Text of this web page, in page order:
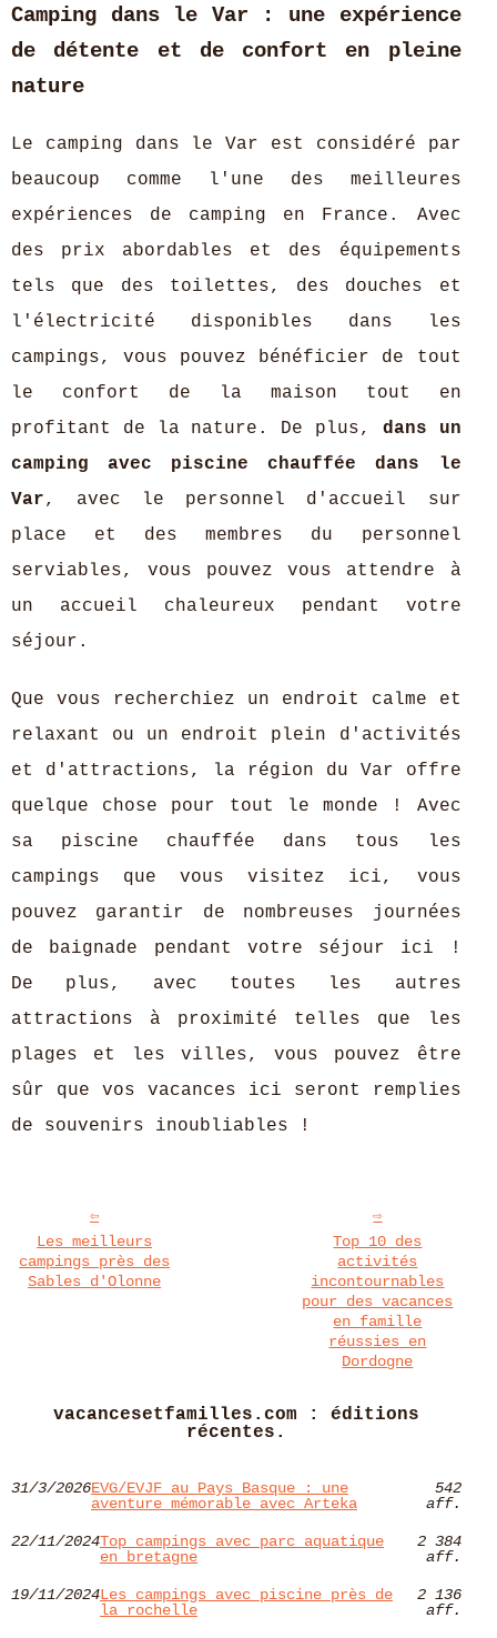
Camping dans le Var : une expérience
de détente et de confort en pleine
nature
Le camping dans le Var est considéré par
beaucoup comme l'une des meilleures
expériences de camping en France. Avec
des prix abordables et des équipements
tels que des toilettes, des douches et
l'électricité disponibles dans les
campings, vous pouvez bénéficier de tout
le confort de la maison tout en
profitant de la nature. De plus, dans un
camping avec piscine chauffée dans le
Var, avec le personnel d'accueil sur
place et des membres du personnel
serviables, vous pouvez vous attendre à
un accueil chaleureux pendant votre
séjour.
Que vous recherchiez un endroit calme et
relaxant ou un endroit plein d'activités
et d'attractions, la région du Var offre
quelque chose pour tout le monde ! Avec
sa piscine chauffée dans tous les
campings que vous visitez ici, vous
pouvez garantir de nombreuses journées
de baignade pendant votre séjour ici !
De plus, avec toutes les autres
attractions à proximité telles que les
plages et les villes, vous pouvez être
sûr que vos vacances ici seront remplies
de souvenirs inoubliables !
Les meilleurs
campings près des
Sables d'Olonne
Top 10 des
activités
incontournables
pour des vacances
en famille
réussies en
Dordogne
vacancesetfamilles.com : éditions
récentes.
31/3/2026EVG/EVJF au Pays Basque : une
aventure mémorable avec Arteka
542
aff.
22/11/2024Top campings avec parc aquatique
en bretagne
2 384
aff.
19/11/2024Les campings avec piscine près de
la rochelle
2 136
aff.